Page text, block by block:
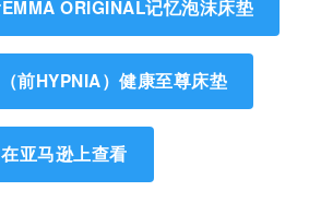
ORIGINAL记忆泡沫床垫
前HYPNIA）健康至尊床垫
在亚马逊上查看